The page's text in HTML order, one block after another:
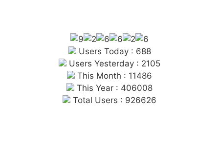
Users Today : 688
Users Yesterday : 2105
This Month : 11486
This Year : 406008
Total Users : 926626